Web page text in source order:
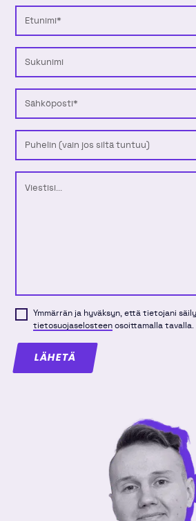
Ymmärrän ja hyväksyn, että tietojani
tietosuojaselosteenosoittamalla tavalla.